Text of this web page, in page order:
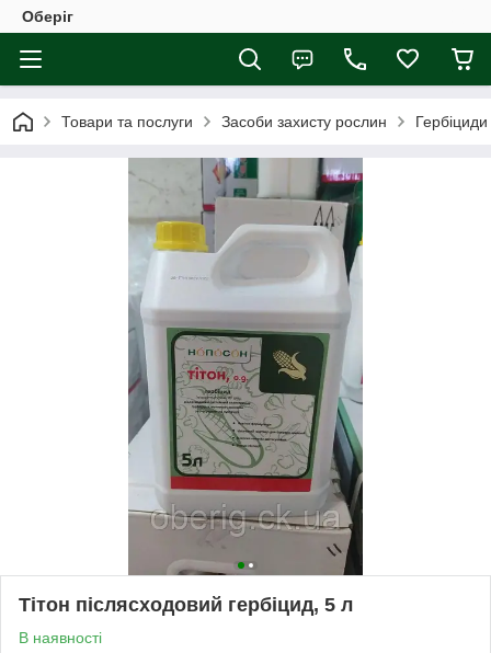
Оберіг
Товари та послуги Засоби захисту рослин Гербіциди
Тітон післясходовий гербіцид, 5 л
В наявності